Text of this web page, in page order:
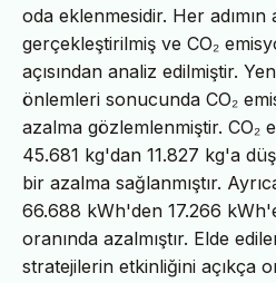
oda eklenmesidir. Her
gerçekleştirilmiş ve CO₂
açısından analiz edilmiştir.
önlemleri sonucunda CO₂
azalma gözlemlenmiştir. CO₂
45.681 kg'dan 11.827 kg'a
bir azalma sağlanmıştır.
66.688 kWh'den 17.266
oranında azalmıştır. Elde
stratejilerin etkinliğini açıkça